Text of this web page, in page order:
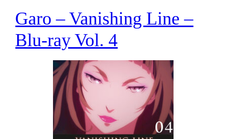
Garo – Vanishing Line –
Blu-ray Vol. 4